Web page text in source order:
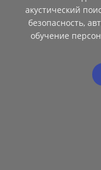
акустический
безопасность,
обучение